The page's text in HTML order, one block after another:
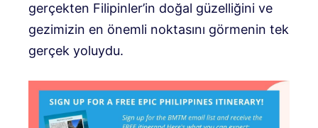
gerçekten Filipinler’in doğal güzelliğini ve
gezimizin en önemli noktasını görmenin tek
gerçek yoluydu.